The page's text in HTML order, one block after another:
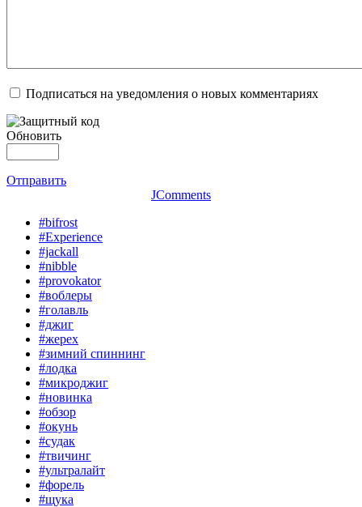
Подписаться на уведомления о новых комментариях
Обновить
Отправить
JComments
#bifrost
#Experience
#jackall
#nibble
#provokator
#воблеры
#голавль
#джиг
#жерех
#зимний спиннинг
#лодка
#микроджиг
#новинка
#обзор
#окунь
#судак
#твичинг
#ультралайт
#форель
#щука